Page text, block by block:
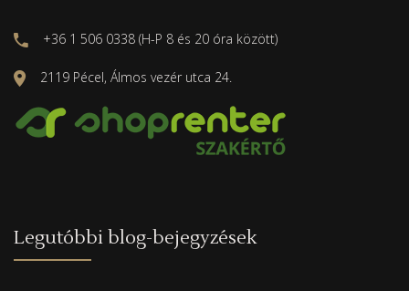
+36 1 506 0338 (H-P 8 és 20 óra között)
2119 Pécel, Álmos vezér utca 24.
Legutóbbi blog-bejegyzések